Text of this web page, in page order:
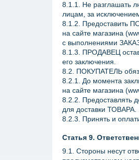
8.1.1. Не разглашать
лицам, за
8.1.2. Предоставить
на сайте магазина
с выполнениями
8.1.3. ПРОДАВЕЦ
его заключения.
8.2. ПОКУПАТЕЛЬ
8.2.1. До момента
на сайте магазина
8.2.2. Предоставлять
для доставки ТОВАРА.
8.2.3. Принять и
Статья 9.
9.1. Стороны несут